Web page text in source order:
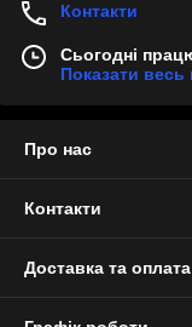
Контакти
Сьогодні
Показати весь
Про нас
Контакти
Доставка та оплата